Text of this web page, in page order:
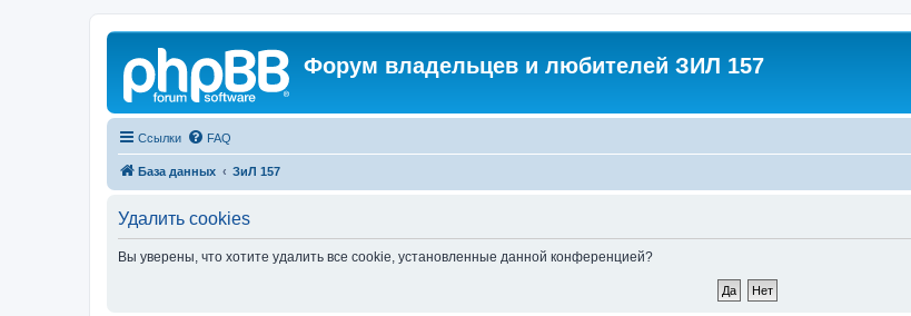
Форум владельцев и любителей ЗИЛ 157
Ссылки FAQ
База данных ЗиЛ 157
Удалить cookies
Вы уверены, что хотите удалить все cookie, установленные данной конференцией?